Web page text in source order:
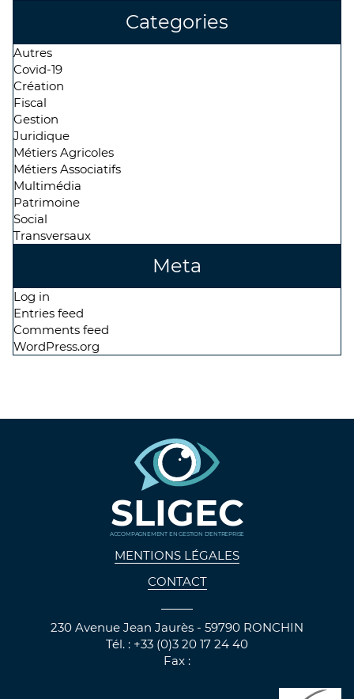
Categories
Autres
Covid-19
Création
Fiscal
Gestion
Juridique
Métiers Agricoles
Métiers Associatifs
Multimédia
Patrimoine
Social
Transversaux
Meta
Log in
Entries feed
Comments feed
WordPress.org
SLIGEC
ACCOMPAGNEMENT EN GESTION D'ENTREPRISE
MENTIONS LÉGALES
CONTACT
230 Avenue Jean Jaurès - 59790 RONCHIN
Tél. : +33 (0)3 20 17 24 40
Fax :